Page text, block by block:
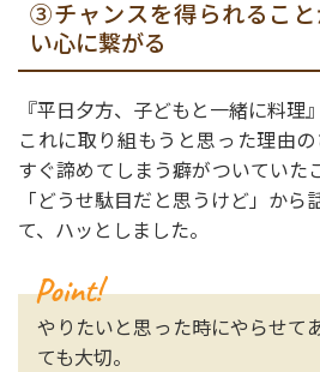
③チャンスを得られるこ
い心に繋がる
『平日夕方、子どもと一緒に料理』
これに取り組もうと思った理由
すぐ諦めてしまう癖がついていた
「どうせ駄目だと思うけど」から
て、ハッとしました。
やりたいと思った時にやらせて
ても大切。